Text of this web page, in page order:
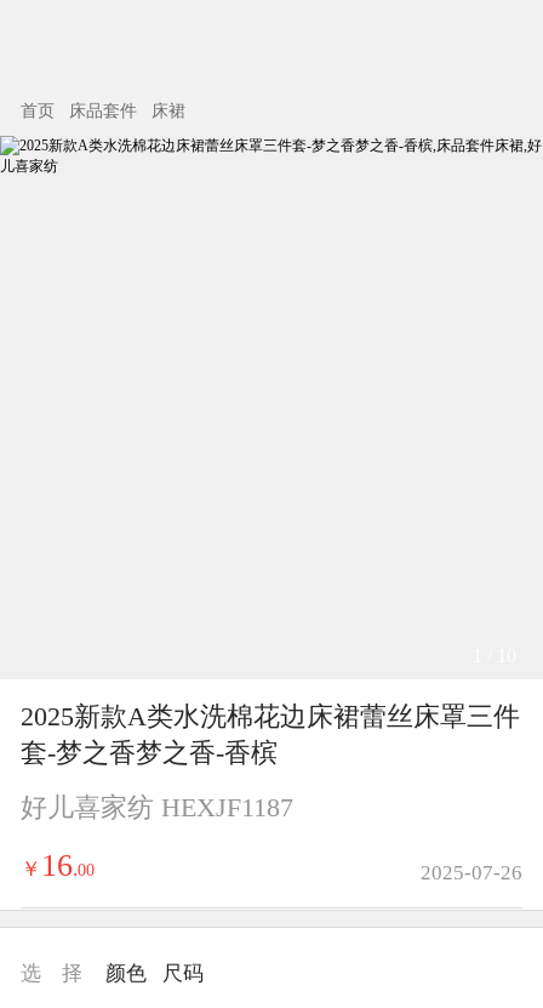
首页 床品套件 床裙
2025新款A类水洗棉花边床裙蕾丝床罩三件
套-梦之香梦之香-香槟
好儿喜家纺 HEXJF1187
￥ 16.00 2025-07-26
选 择 颜色 尺码